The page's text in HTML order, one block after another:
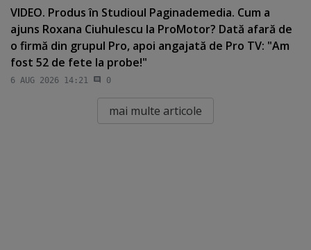
VIDEO. Produs în Studioul Paginademedia. Cum a
ajuns Roxana Ciuhulescu la ProMotor? Dată afară de
o firmă din grupul Pro, apoi angajată de Pro TV: "Am
fost 52 de fete la probe!"
6 AUG 2026 14:21 0
mai multe articole